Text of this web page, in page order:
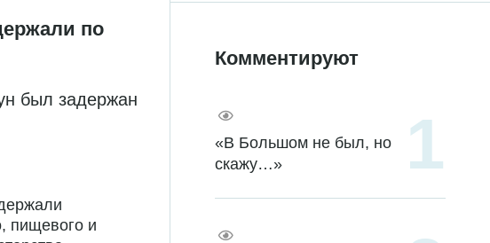
по
был задержан
пищевого и
Комментируют
«В Большом не был, но
скажу…»